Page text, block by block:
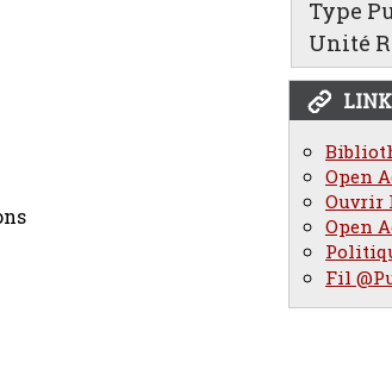
Type
Unité
Open
Ouvrir
Open
Fil